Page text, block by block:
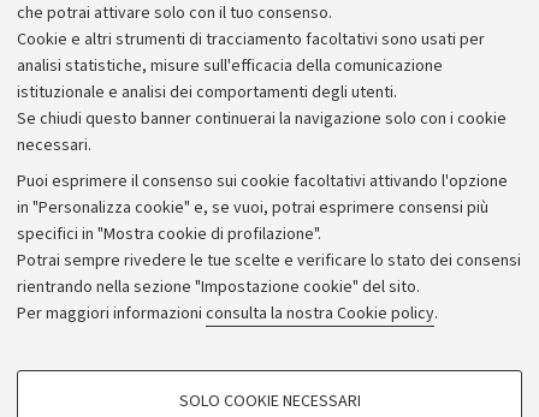
che potrai attivare solo con il tuo consenso.
Cookie e altri strumenti di tracciamento facoltativi sono usati per
analisi statistiche, misure sull'efficacia della comunicazione
istituzionale e analisi dei comportamenti degli utenti.
Se chiudi questo banner continuerai la navigazione solo con i cookie
necessari.
Puoi esprimere il consenso sui cookie facoltativi attivando l'opzione
in "Personalizza cookie" e, se vuoi, potrai esprimere consensi più
specifici in "Mostra cookie di profilazione".
Potrai sempre rivedere le tue scelte e verificare lo stato dei consensi
rientrando nella sezione "Impostazione cookie" del sito.
Per maggiori informazioni consulta la nostra Cookie policy.
COOKIE DI PROFILAZIONE - FACOLTATIVI
SOLO COOKIE NECESSARI
Piano strategico
Bilanci
Donazioni e 5x1000
Bandi, gare e concorsi
Albo online
Amministrazione trasparente
Atti di notifica
Informazioni sul sito e accessibilità
Dichiarazione di accessibilità